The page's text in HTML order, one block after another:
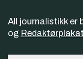
All journalistikk er
og